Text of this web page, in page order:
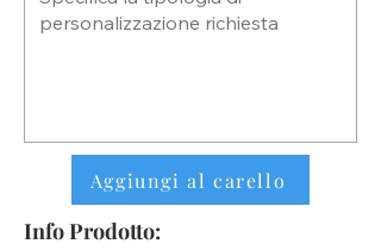
Aggiungi al carello
Info Prodotto: